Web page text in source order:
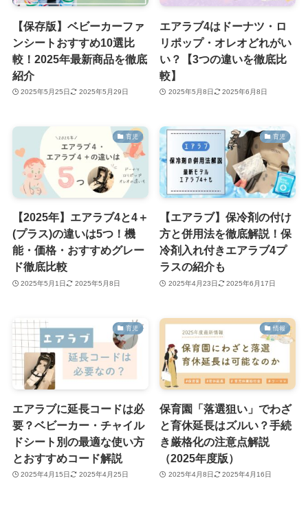
【保存版】ベビーカーファ
ンシートおすすめ10選比
較！2025年最新商品を徹底
紹介
2025年5月25日 2025年5月29日
エアラブ4はドーナツ・ロ
リポップ・オレオどれがい
い？【3つの違いを徹底比
較】
2025年5月8日 2025年6月8日
育児
【2025年】エアラブ4と4＋
(プラス)の違いは5つ！機
能・価格・おすすめグレー
ド徹底比較
2025年5月1日 2025年5月8日
育児
【エアラブ】保冷剤の付け
方と併用法を徹底解説！保
冷剤入れ付きエアラブ4プ
ラスの紹介も
2025年4月23日 2025年6月17日
育児
エアラブに延長コードは必
要？ベビーカー・チャイル
ドシート別の最適な使い方
とおすすめコード解説
2025年4月15日 2025年4月25日
情報
保育園「落選狙い」でわざ
と育休延長はズルい？手続
き厳格化の注意点解説
（2025年度版）
2025年4月8日 2025年4月16日